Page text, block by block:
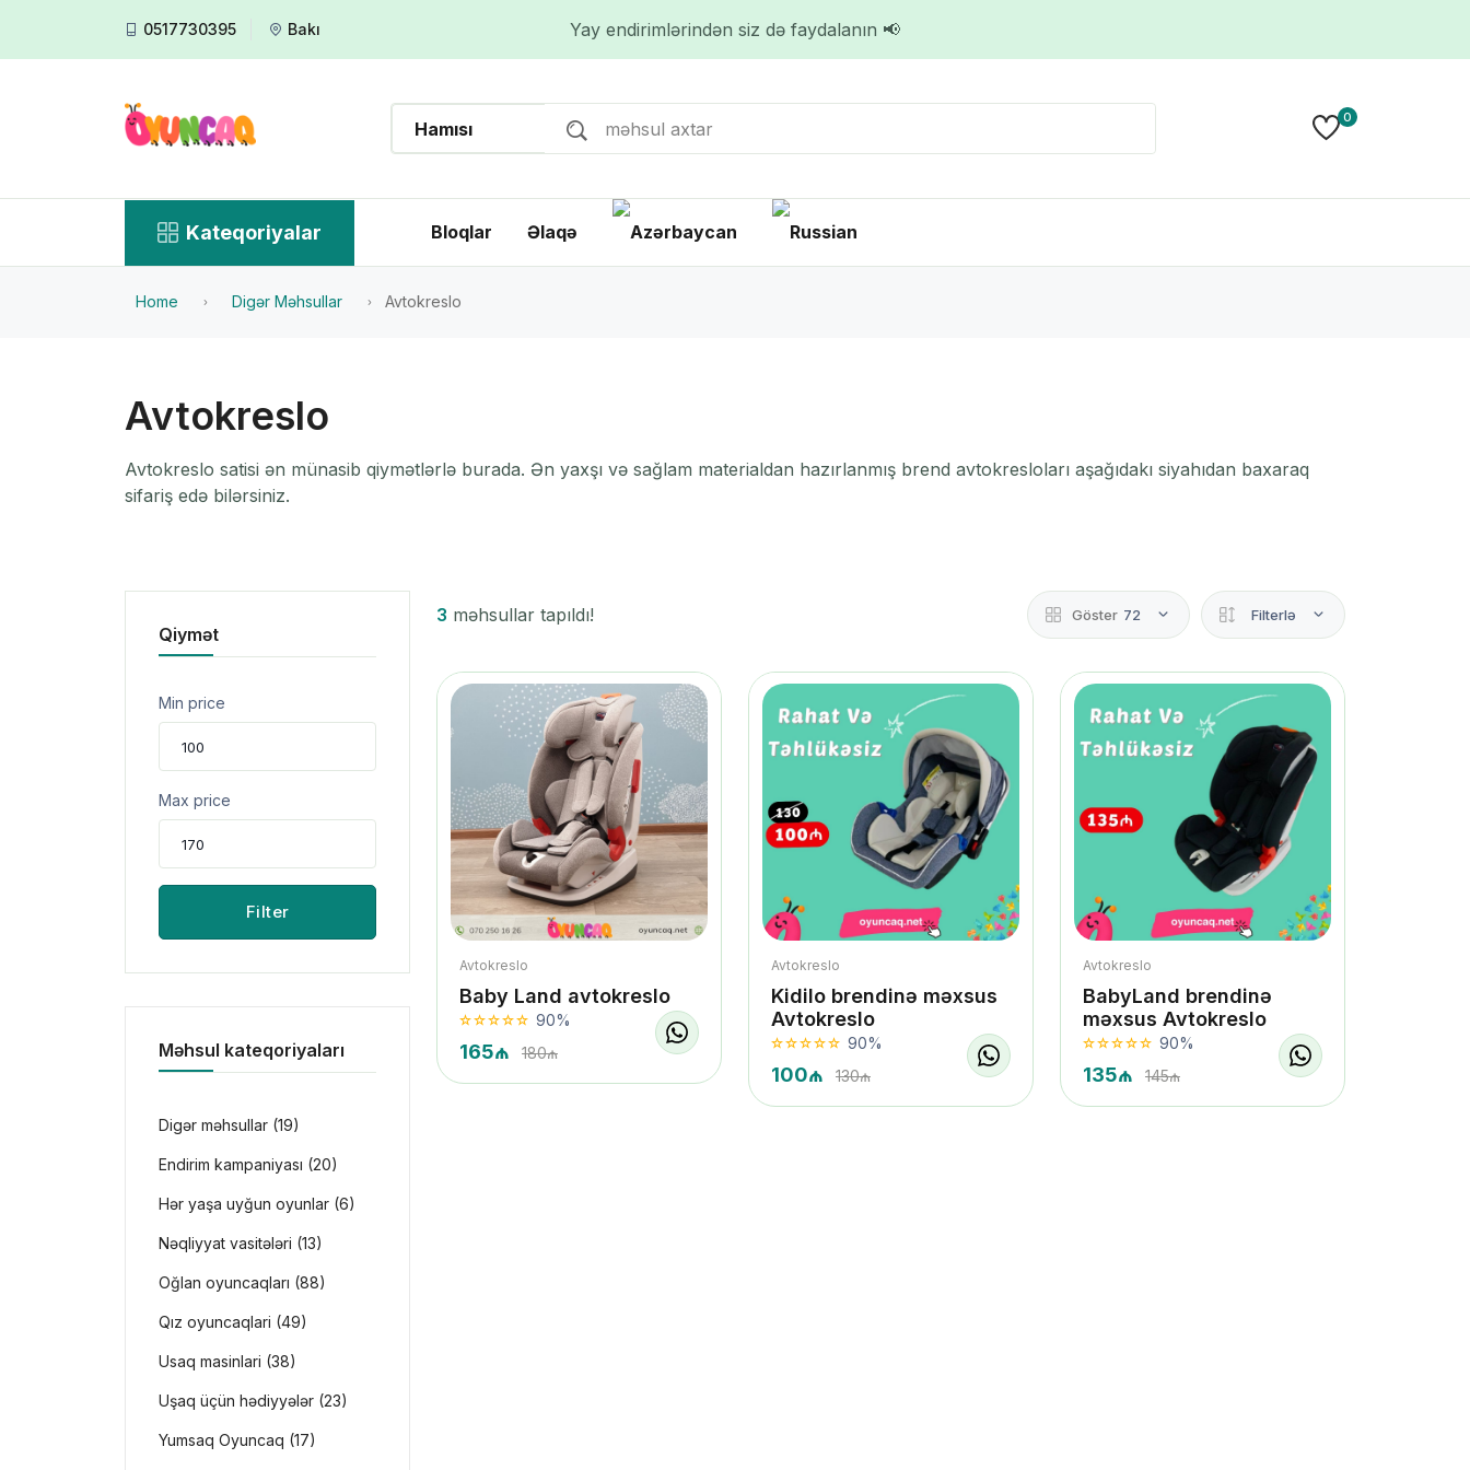
0517730395 Bakı Yay endirimlərindən siz də faydalanın 📢
0
Kateqoriyalar Bloqlar Əlaqə
Home Digər Məhsullar Avtokreslo
Avtokreslo
Avtokreslo satisi ən münasib qiymətlərlə burada. Ən yaxşı və sağlam materialdan hazırlanmış brend avtokresloları aşağıdakı siyahıdan baxaraq
sifariş edə bilərsiniz.
3 məhsullar tapıldı! Göster 72 Filterlə
Avtokreslo
Baby Land avtokreslo
90%
165₼ 180₼
Avtokreslo
Kidilo brendinə məxsus
Avtokreslo
90%
100₼ 130₼
Avtokreslo
BabyLand brendinə
məxsus Avtokreslo
90%
135₼ 145₼
Qiymət
Min price
Max price
Filter
Məhsul kateqoriyaları
Digər məhsullar (19)
Endirim kampaniyası (20)
Hər yaşa uyğun oyunlar (6)
Nəqliyyat vasitələri (13)
Oğlan oyuncaqları (88)
Qız oyuncaqlari (49)
Usaq masinlari (38)
Uşaq üçün hədiyyələr (23)
Yumsaq Oyuncaq (17)